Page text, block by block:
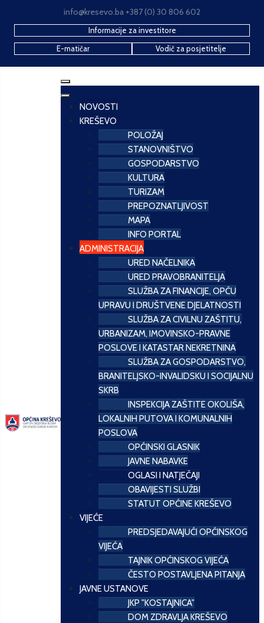
info@kresevo.ba +387 (0) 30 806 602
Informacije za investitore
E-matičar
Vodič za posjetitelje
NOVOSTI
KREŠEVO
POLOŽAJ
STANOVNIŠTVO
GOSPODARSTVO
KULTURA
TURIZAM
PREPOZNATLJIVOST
MAPA
INFO PORTAL
ADMINISTRACIJA
URED NAČELNIKA
URED PRAVOBRANITELJA
SLUŽBA ZA FINANCIJE, OPĆU
UPRAVU I DRUŠTVENE DJELATNOSTI
SLUŽBA ZA CIVILNU ZAŠTITU,
URBANIZAM, IMOVINSKO-PRAVNE
POSLOVE I KATASTAR NEKRETNINA
SLUŽBA ZA GOSPODARSTVO,
BRANITELJSKO-INVALIDSKU I SOCIJALNU
SKRB
INSPEKCIJA ZAŠTITE OKOLIŠA,
LOKALNIH PUTOVA I KOMUNALNIH
POSLOVA
OPĆINSKI GLASNIK
JAVNE NABAVKE
OGLASI I NATJEČAJI
OBAVIJESTI SLUŽBI
STATUT OPĆINE KREŠEVO
VIJEĆE
PREDSJEDAVAJUĆI OPĆINSKOG
VIJEĆA
TAJNIK OPĆINSKOG VIJEĆA
ČESTO POSTAVLJENA PITANJA
JAVNE USTANOVE
JKP "KOSTAJNICA"
DOM ZDRAVLJA KREŠEVO